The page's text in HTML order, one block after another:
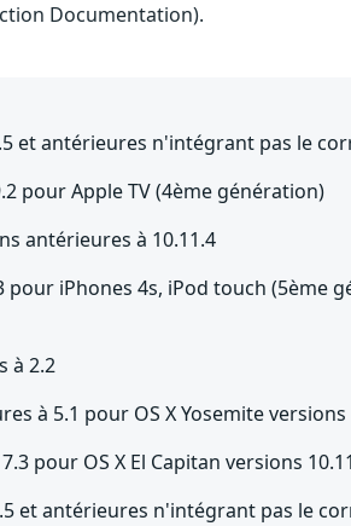
Documentation).
et antérieures n'intégrant pas le
pour Apple TV (4ème génération)
antérieures à 10.11.4
pour iPhones 4s, iPod touch (5ème
à 2.2
à 5.1 pour OS X Yosemite
pour OS X El Capitan versions
et antérieures n'intégrant pas le